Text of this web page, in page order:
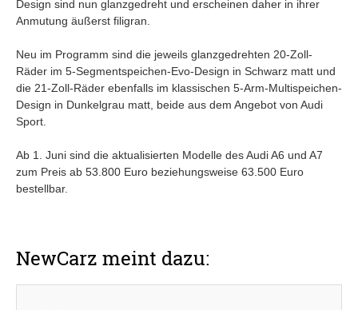
Design sind nun glanzgedreht und erscheinen daher in ihrer
Anmutung äußerst filigran.
Neu im Programm sind die jeweils glanzgedrehten 20-Zoll-
Räder im 5-Segmentspeichen-Evo-Design in Schwarz matt und
die 21-Zoll-Räder ebenfalls im klassischen 5-Arm-Multispeichen-
Design in Dunkelgrau matt, beide aus dem Angebot von Audi
Sport.
Ab 1. Juni sind die aktualisierten Modelle des Audi A6 und A7
zum Preis ab 53.800 Euro beziehungsweise 63.500 Euro
bestellbar.
NewCarz meint dazu: